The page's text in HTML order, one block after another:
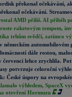
překonal očekávání,
očekávání.
AMD příliš. AI příběh
raketovým tempem,
trhům svědčí, zatímco
německém automobilovém
dále rostou,
červenci lehce zrychlila.
potvrzuje celoroční
České úspory na
výhledem, SpaceX
otevření Hormuzu